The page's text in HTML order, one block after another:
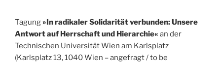
Tagung »In radikaler Solidarität verbunden: Unsere
Antwort auf Herrschaft und Hierarchie« an der
Technischen Universität Wien am Karlsplatz
(Karlsplatz 13, 1040 Wien – angefragt / to be